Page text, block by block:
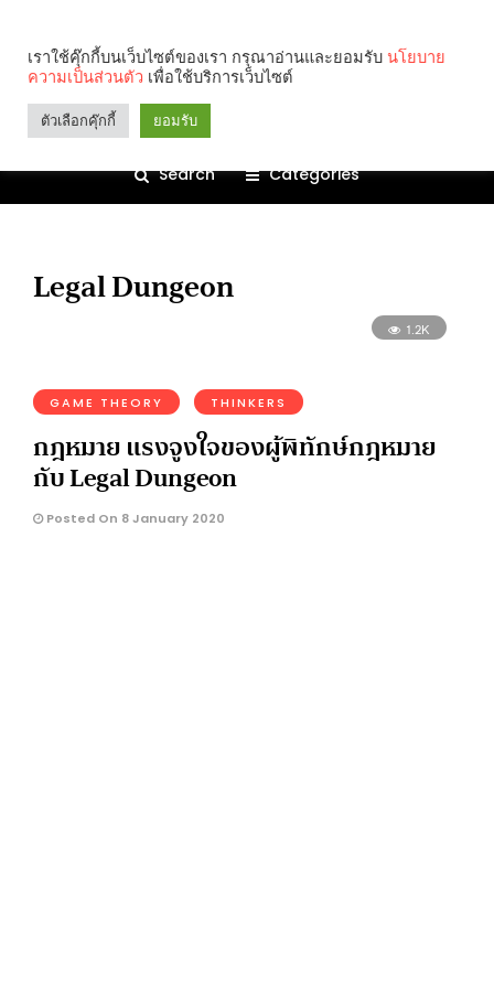
Search Categories
Legal Dungeon
1.2K
GAME THEORY THINKERS
กฎหมาย แรงจูงใจของผู้พิทักษ์กฎหมาย
กับ Legal Dungeon
Posted On 8 January 2020
เราใช้คุ๊กกี้บนเว็บไซต์ของเรา กรุณาอ่านและยอมรับ นโยบาย
ความเป็นส่วนตัว เพื่อใช้บริการเว็บไซต์
ตัวเลือกคุ๊กกี้ ยอมรับ